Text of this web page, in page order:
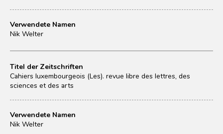
Verwendete Namen
Nik Welter
Titel der Zeitschriften
Cahiers luxembourgeois (Les). revue libre des lettres, des
sciences et des arts
Verwendete Namen
Nik Welter